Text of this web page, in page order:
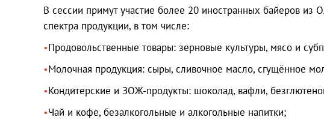
В сессии примут участие более 20 иностранных байеров из
спектра продукции, в том числе:
Продовольственные товары: зерновые культуры, мясо и
Молочная продукция: сыры, сливочное масло, сгущённое
Кондитерские и ЗОЖ-продукты: шоколад, вафли,
Чай и кофе, безалкогольные и алкогольные напитки;